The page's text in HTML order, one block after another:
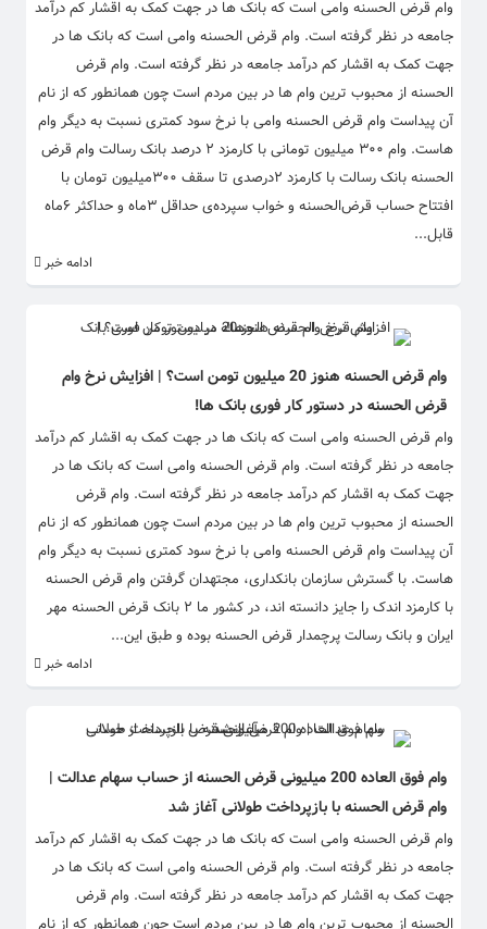
وام قرض الحسنه وامی است که بانک ها در جهت کمک به اقشار کم درآمد
جامعه در نظر گرفته است. وام قرض الحسنه وامی است که بانک ها در
جهت کمک به اقشار کم درآمد جامعه در نظر گرفته است. وام قرض
الحسنه از محبوب ترین وام ها در بین مردم است چون همانطور که از نام
آن پیداست وام قرض الحسنه وامی با نرخ سود کمتری نسبت به دیگر وام
هاست. وام ۳۰۰ میلیون تومانی با کارمزد ۲ درصد بانک رسالت وام قرض
الحسنه بانک رسالت با کارمزد ۲درصدی تا سقف ۳۰۰میلیون تومان با
افتتاح حساب قرض‌الحسنه و خواب سپرده‌ی حداقل ۳ماه و حداکثر ۶ماه
قابل...
ادامه خبر
وام قرض الحسنه هنوز 20 میلیون تومن است؟ | افزایش نرخ وام
قرض الحسنه در دستور کار فوری بانک ها!
وام قرض الحسنه وامی است که بانک ها در جهت کمک به اقشار کم درآمد
جامعه در نظر گرفته است. وام قرض الحسنه وامی است که بانک ها در
جهت کمک به اقشار کم درآمد جامعه در نظر گرفته است. وام قرض
الحسنه از محبوب ترین وام ها در بین مردم است چون همانطور که از نام
آن پیداست وام قرض الحسنه وامی با نرخ سود کمتری نسبت به دیگر وام
هاست. با گسترش سازمان بانکداری، مجتهدان گرفتن وام قرض الحسنه
با کارمزد اندک را جایز دانسته اند، در کشور ما ۲ بانک قرض الحسنه مهر
ایران و بانک رسالت پرچمدار قرض الحسنه بوده و طبق این...
ادامه خبر
وام فوق العاده 200 میلیونی قرض الحسنه از حساب سهام عدالت |
وام قرض الحسنه با بازپرداخت طولانی آغاز شد
وام قرض الحسنه وامی است که بانک ها در جهت کمک به اقشار کم درآمد
جامعه در نظر گرفته است. وام قرض الحسنه وامی است که بانک ها در
جهت کمک به اقشار کم درآمد جامعه در نظر گرفته است. وام قرض
الحسنه از محبوب ترین وام ها در بین مردم است چون همانطور که از نام